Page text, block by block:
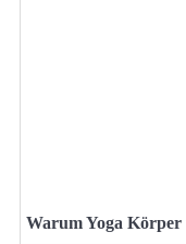
Warum Yoga Körper